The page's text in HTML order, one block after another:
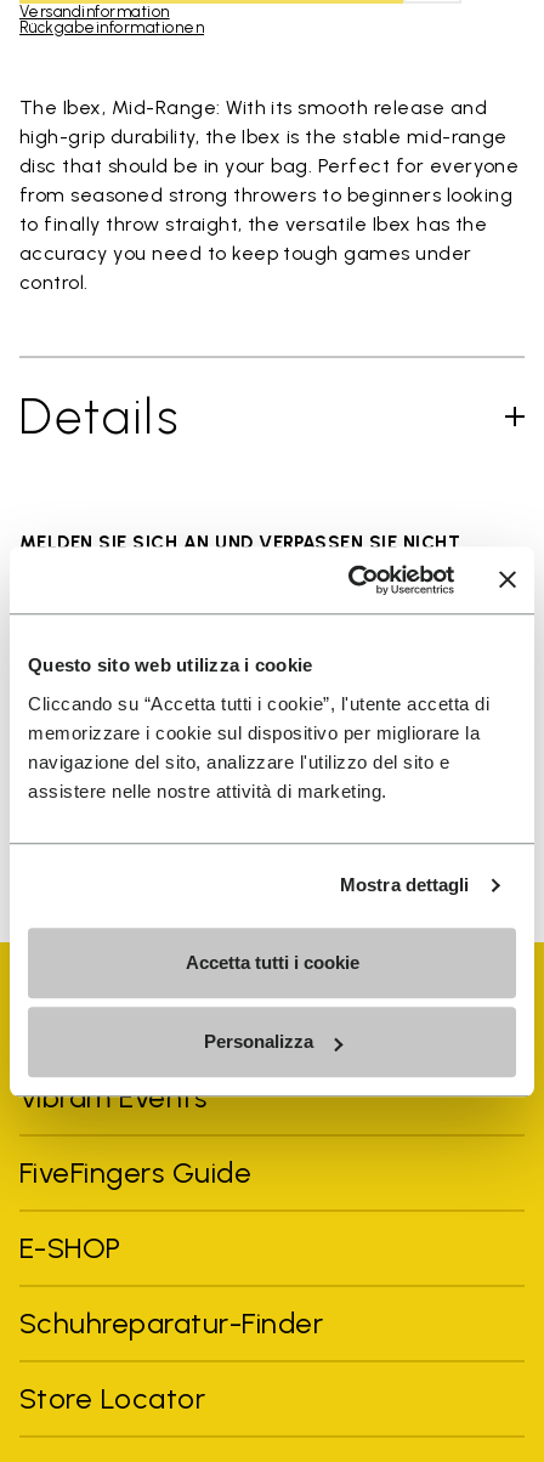
Questo sito web utilizza i cookie
Cliccando su “Accetta tutti i cookie”, l'utente accetta di
memorizzare i cookie sul dispositivo per migliorare la
navigazione del sito, analizzare l'utilizzo del sito e
assistere nelle nostre attività di marketing.
Mostra dettagli
Accetta tutti i cookie
Personalizza
Versandinformation
Rückgabeinformationen
The Ibex, Mid-Range: With its smooth release and
high-grip durability, the Ibex is the stable mid-range
disc that should be in your bag. Perfect for everyone
from seasoned strong throwers to beginners looking
to finally throw straight, the versatile Ibex has the
accuracy you need to keep tough games under
control.
Details
MELDEN SIE SICH AN UND VERPASSEN SIE NICHT
gelesen und stimme der Verarbeitung meiner
personenbezogenen Daten zu, um personalisierte
Kommunikation zu erhalten
Vibram Events
FiveFingers Guide
E-SHOP
Schuhreparatur-Finder
Store Locator